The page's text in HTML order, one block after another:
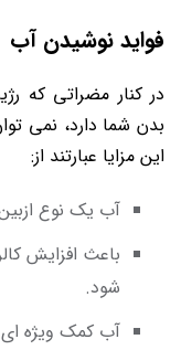
فواید نوشیدن آب
در کنار مضراتی که
بدن شما دارد، نمی‌
این مزایا عبارتند از:
آب یک نوع
باعث افزایش
شود.
آب کمک ویژه